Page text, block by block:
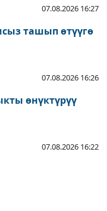
07.08.2026 16:27
ташып өтүүгө
07.08.2026 16:26
өнүктүрүү
07.08.2026 16:22